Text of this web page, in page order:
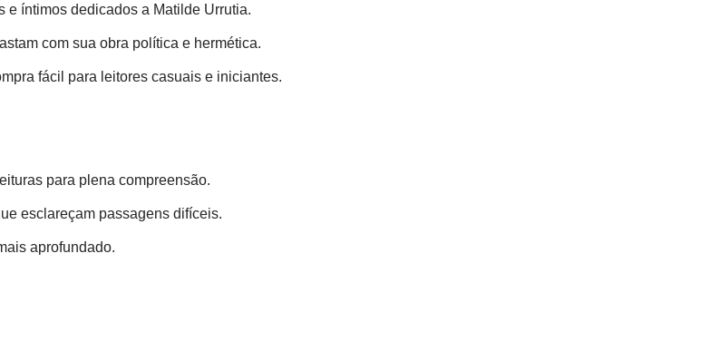
e íntimos dedicados a Matilde Urrutia.
com sua obra política e hermética.
fácil para leitores casuais e iniciantes.
para plena compreensão.
esclareçam passagens difíceis.
aprofundado.